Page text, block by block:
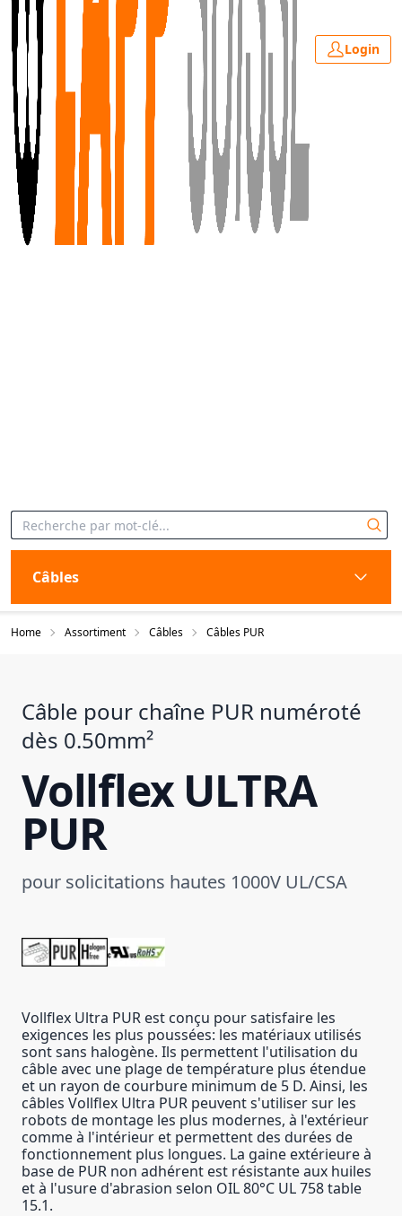
Login
Câbles
Home Assortiment Câbles Câbles PUR
Câble pour chaîne PUR numéroté
dès 0.50mm²
Vollflex ULTRA
PUR
pour solicitations hautes 1000V UL/CSA
Vollflex Ultra PUR est conçu pour satisfaire les
exigences les plus poussées: les matériaux utilisés
sont sans halogène. Ils permettent l'utilisation du
câble avec une plage de température plus étendue
et un rayon de courbure minimum de 5 D. Ainsi, les
câbles Vollflex Ultra PUR peuvent s'utiliser sur les
robots de montage les plus modernes, à l'extérieur
comme à l'intérieur et permettent des durées de
fonctionnement plus longues. La gaine extérieure à
base de PUR non adhérent est résistante aux huiles
et à l'usure d'abrasion selon OIL 80°C UL 758 table
15.1.